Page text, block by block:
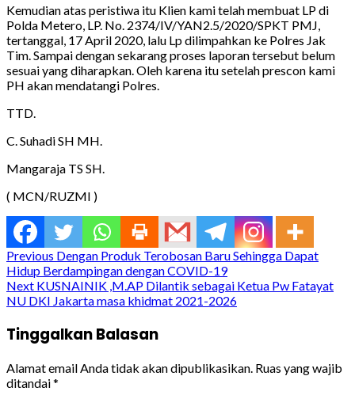
Kemudian atas peristiwa itu Klien kami telah membuat LP di
Polda Metero, LP. No. 2374/IV/YAN2.5/2020/SPKT PMJ,
tertanggal, 17 April 2020, lalu Lp dilimpahkan ke Polres Jak
Tim. Sampai dengan sekarang proses laporan tersebut belum
sesuai yang diharapkan. Oleh karena itu setelah prescon kami
PH akan mendatangi Polres.
TTD.
C. Suhadi SH MH.
Mangaraja TS SH.
( MCN/RUZMI )
Continue
Reading
Previous Dengan Produk Terobosan Baru Sehingga Dapat
Hidup Berdampingan dengan COVID-19
Next KUSNAINIK ,M.AP Dilantik sebagai Ketua Pw Fatayat
NU DKI Jakarta masa khidmat 2021-2026
Tinggalkan Balasan
Alamat email Anda tidak akan dipublikasikan. Ruas yang wajib
ditandai*